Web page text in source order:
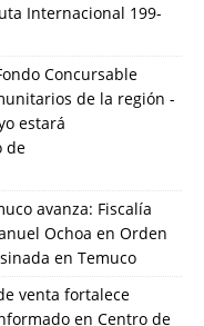
Internacional 199-
Concursable
de la región -
estará
de
avanza: Fiscalía
Ochoa en Orden
en Temuco
venta fortalece
en Centro de